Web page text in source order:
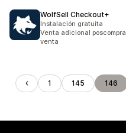
WolfSell Checkout+
Instalación gratuita
Venta adicional
venta
1 145 146